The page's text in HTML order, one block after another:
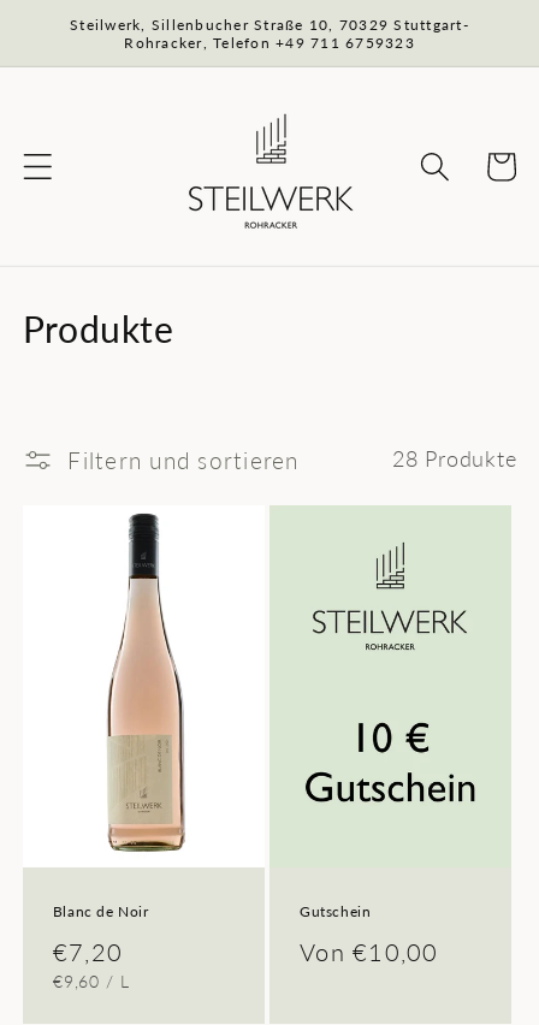
zum
Steilwerk, Sillenbucher Straße 10, 70329 Stuttgart-
Rohracker, Telefon +49 711 6759323
K
e
Produkte
Filtern und sortieren 28 Produkte
Blanc de Noir
Normaler
Preis
€7,20
GRUNDPREIS
€9,60 / PRO
L
Gutschein
Normaler
Von €10,00